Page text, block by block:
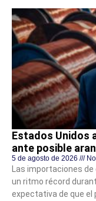
Estados Unidos
ante posible
5 de agosto de 2026 No
Las importaciones
un ritmo récord
expectativa de que el